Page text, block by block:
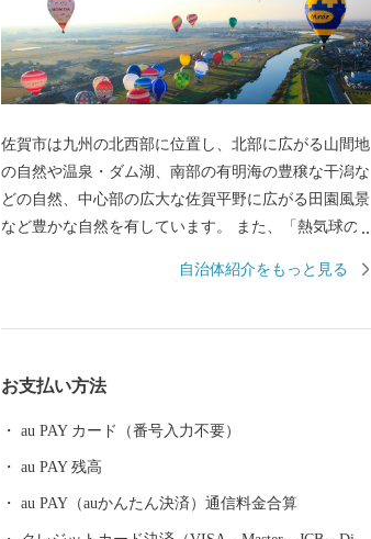
佐賀市は九州の北西部に位置し、北部に広がる山間地
の自然や温泉・ダム湖、南部の有明海の豊穣な干潟な
どの自然、中心部の広大な佐賀平野に広がる田園風景
など豊かな自然を有しています。 また、「熱気球の
「佐賀インターナショナルバルーンフェスタ」を開催
「東よか干潟」が、ラムサール条約湿地に登録されま
した。 日本初の実用蒸気船「凌風丸」が造られた世界
史遺産も見どころの1つです。
自治体紹介をもっと見る
お支払い方法
au PAY カード（番号入力不要）
au PAY 残高
au PAY（auかんたん決済）通信料金合算